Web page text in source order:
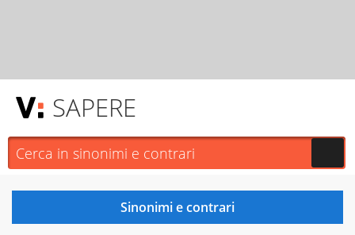
SAPERE